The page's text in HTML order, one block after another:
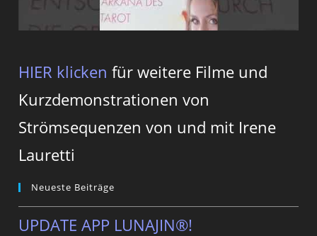
HIER klicken für weitere Filme und
Kurzdemonstrationen von
Strömsequenzen von und mit Irene
Lauretti
Neueste Beiträge
UPDATE APP LUNAJIN®!